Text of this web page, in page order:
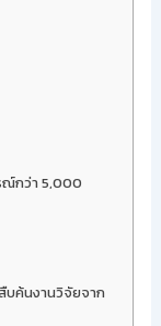
ณ์กว่า 5,000
บค้นงานวิจัยจาก